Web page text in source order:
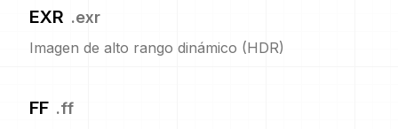
EXR .exr
Imagen de alto rango dinámico (HDR)
FF .ff